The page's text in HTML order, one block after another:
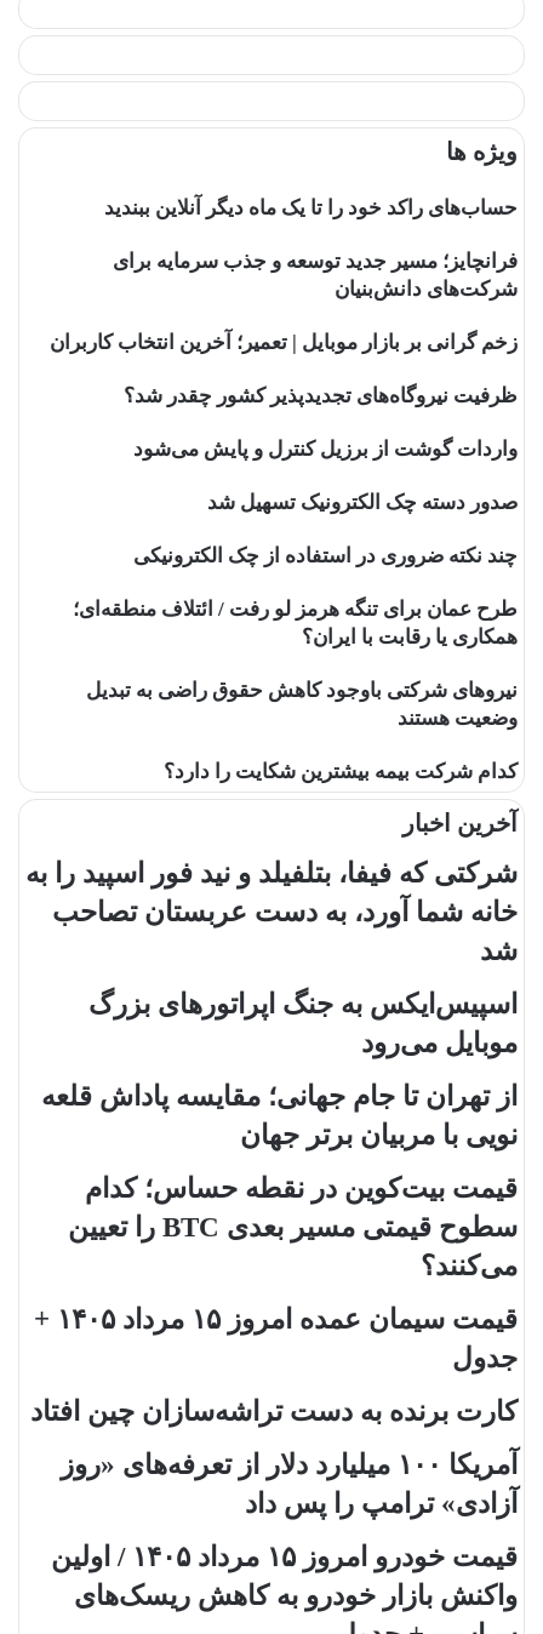
ویژه ها
حساب‌های راکد خود را تا یک ماه دیگر آنلاین ببندید
فرانچایز؛ مسیر جدید توسعه و جذب سرمایه برای
شرکت‌های دانش‌بنیان
زخم گرانی بر بازار موبایل | تعمیر؛ آخرین انتخاب کاربران
ظرفیت نیروگاه‌های تجدیدپذیر کشور چقدر شد؟
واردات گوشت از برزیل کنترل و پایش می‌شود
صدور دسته چک الکترونیک تسهیل شد
چند نکته ضروری در استفاده از چک الکترونیکی
طرح عمان برای تنگه هرمز لو رفت / ائتلاف منطقه‌ای؛
همکاری یا رقابت با ایران؟
نیروهای شرکتی باوجود کاهش حقوق راضی به تبدیل
وضعیت هستند
کدام شرکت بیمه بیشترین شکایت را دارد؟
آخرین اخبار
شرکتی که فیفا، بتلفیلد و نید فور اسپید را به
خانه شما آورد، به دست عربستان تصاحب
شد
اسپیس‌ایکس به جنگ اپراتورهای بزرگ
موبایل می‌رود
از تهران تا جام جهانی؛ مقایسه پاداش قلعه
نویی با مربیان برتر جهان
قیمت بیت‌کوین در نقطه حساس؛ کدام
سطوح قیمتی مسیر بعدی BTC را تعیین
می‌کنند؟
قیمت سیمان عمده امروز ۱۵ مرداد ۱۴۰۵ +
جدول
کارت برنده به دست تراشه‌سازان چین افتاد
آمریکا ۱۰۰ میلیارد دلار از تعرفه‌های «روز
آزادی» ترامپ را پس داد
قیمت خودرو امروز ۱۵ مرداد ۱۴۰۵ / اولین
واکنش بازار خودرو به کاهش ریسک‌های